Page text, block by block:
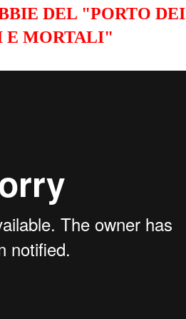
DEL "PORTO DEI
E MORTALI"